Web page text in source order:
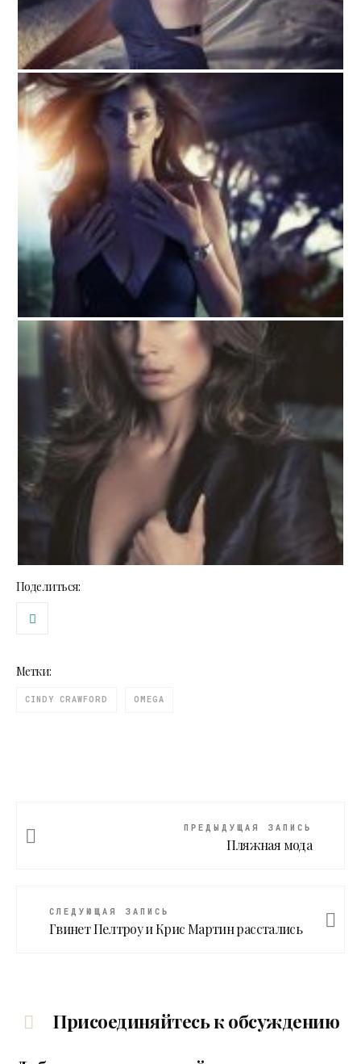
Поделиться:
Метки:
CINDY CRAWFORD OMEGA
ПРЕДЫДУЩАЯ ЗАПИСЬ
Пляжная мода
СЛЕДУЮЩАЯ ЗАПИСЬ
Гвинет Пелтроу и Крис Мартин расстались
Присоединяйтесь к обсуждению